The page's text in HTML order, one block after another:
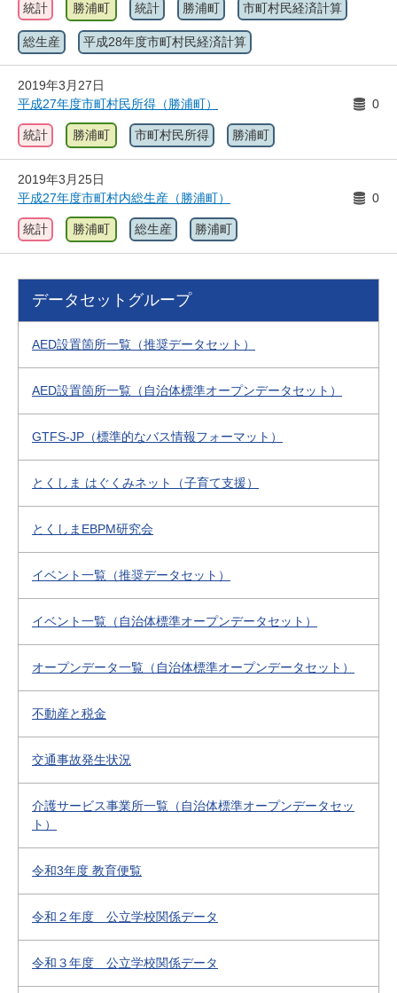
統計 勝浦町 統計 勝浦町 市町村民経済計算
総生産 平成28年度市町村民経済計算
2019年3月27日
平成27年度市町村民所得（勝浦町）
0
統計 勝浦町 市町村民所得 勝浦町
2019年3月25日
平成27年度市町村内総生産（勝浦町）
0
統計 勝浦町 総生産 勝浦町
データセットグループ
AED設置箇所一覧（推奨データセット）
AED設置箇所一覧（自治体標準オープンデータセット）
GTFS-JP（標準的なバス情報フォーマット）
とくしま はぐくみネット（子育て支援）
とくしまEBPM研究会
イベント一覧（推奨データセット）
イベント一覧（自治体標準オープンデータセット）
オープンデータ一覧（自治体標準オープンデータセット）
不動産と税金
交通事故発生状況
介護サービス事業所一覧（自治体標準オープンデータセッ
ト）
令和3年度 教育便覧
令和２年度 公立学校関係データ
令和３年度 公立学校関係データ